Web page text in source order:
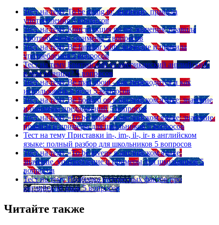
Тест на тему To be going to: значение, правила
употребления 5 вопросов
Тест на тему Конструкция go on: значения, правила
употребления, примеры 5 вопросов
Тест на тему Be familiar with: значение и правила
употребления 5 вопросов
Тест на тему Британский vs американский английский:
в чем разница? 5 вопросов
Тест на тему Be mad about - как переводится и как
использовать в речи 5 вопросов
Тест на тему Be hooked on в английском языке: значение
и примеры предложений 5 вопросов
Тест на тему «To be made» в английском языке: значение,
правила и примеры для школьников 5 вопросов
Тест на тему Приставки in-, im-, il-, ir- в английском
языке: полный разбор для школьников 5 вопросов
Тест на тему «To be given» в английском языке:
значение, употребление и примеры для школьников 5
вопросов
Тест на тему Подборка интересных фактов про
английский язык 5 вопросов
Читайте также